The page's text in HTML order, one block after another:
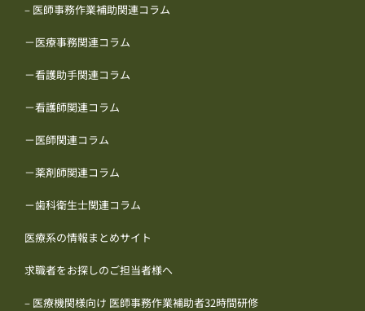
– 医師事務作業補助関連コラム
－医療事務関連コラム
－看護助手関連コラム
－看護師関連コラム
－医師関連コラム
－薬剤師関連コラム
－歯科衛生士関連コラム
医療系の情報まとめサイト
求職者をお探しのご担当者様へ
– 医療機関様向け 医師事務作業補助者32時間研修